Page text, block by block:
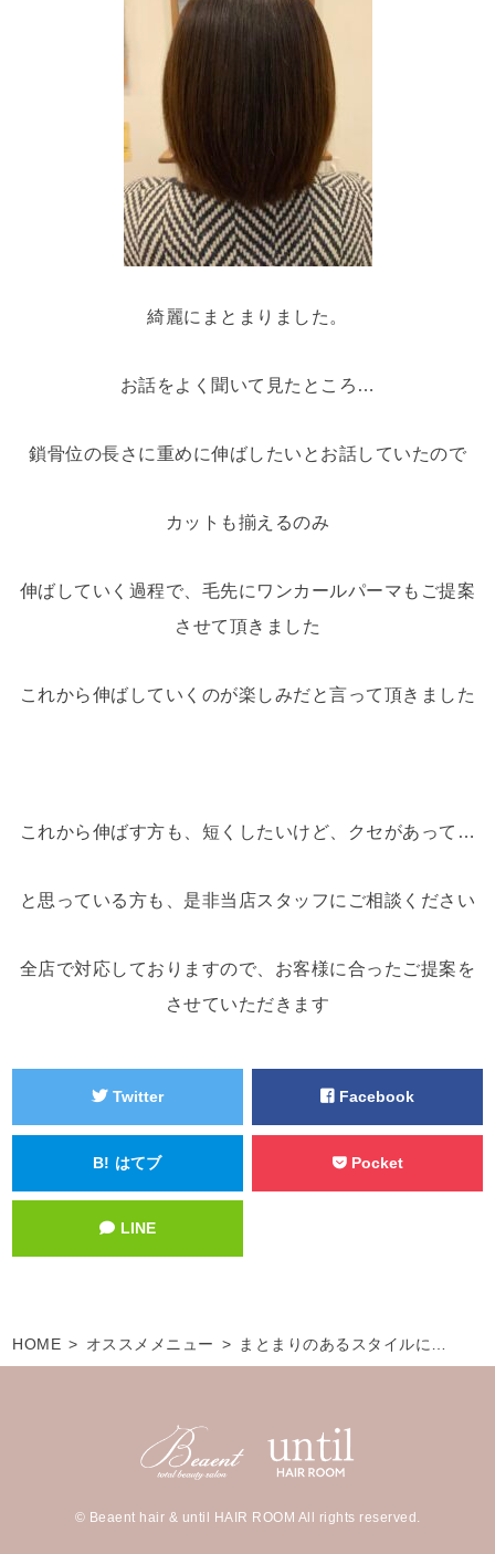
綺麗にまとまりました。
お話をよく聞いて見たところ…
鎖骨位の長さに重めに伸ばしたいとお話していたので
カットも揃えるのみ
伸ばしていく過程で、毛先にワンカールパーマもご提案
させて頂きました
これから伸ばしていくのが楽しみだと言って頂きました
これから伸ばす方も、短くしたいけど、クセがあって…
と思っている方も、是非当店スタッフにご相談ください
全店で対応しておりますので、お客様に合ったご提案を
させていただきます
Twitter Facebook
B! はてブ Pocket
LINE
HOME オススメメニュー まとまりのあるスタイルに…
© Beaent hair & until HAIR ROOM All rights reserved.